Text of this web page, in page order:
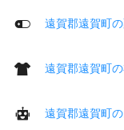
遠賀郡遠賀町
遠賀郡遠賀町
遠賀郡遠賀町